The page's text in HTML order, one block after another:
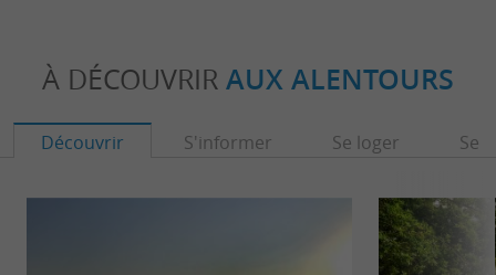
À DÉCOUVRIR AUX ALENTOURS
Découvrir S'informer Se loger Se